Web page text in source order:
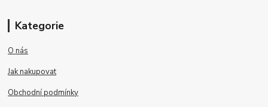
Kategorie
O nás
Jak nakupovat
Obchodní podmínky